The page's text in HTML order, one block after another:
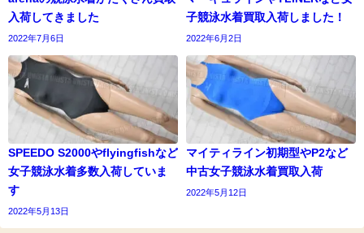
入荷してきました
2022年7月6日
子競泳水着買取入荷しました！
2022年6月2日
SPEEDO S2000やflyingfishなど
女子競泳水着多数入荷していま
す
2022年5月13日
マイティライン初期型やP2など
中古女子競泳水着買取入荷
2022年5月12日